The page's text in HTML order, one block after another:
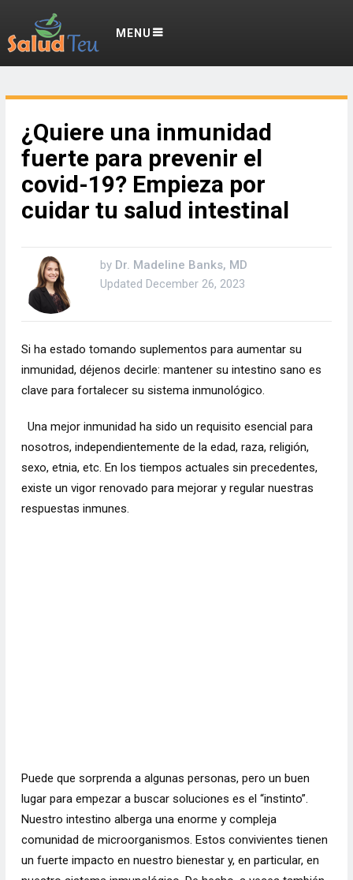
MENU
¿Quiere una inmunidad
fuerte para prevenir el
covid-19? Empieza por
cuidar tu salud intestinal
by Dr. Madeline Banks, MD
Updated December 26, 2023
Si ha estado tomando suplementos para aumentar su
inmunidad, déjenos decirle: mantener su intestino sano es
clave para fortalecer su sistema inmunológico.
Una mejor inmunidad ha sido un requisito esencial para
nosotros, independientemente de la edad, raza, religión,
sexo, etnia, etc. En los tiempos actuales sin precedentes,
existe un vigor renovado para mejorar y regular nuestras
respuestas inmunes.
Puede que sorprenda a algunas personas, pero un buen
lugar para empezar a buscar soluciones es el “instinto”.
Nuestro intestino alberga una enorme y compleja
comunidad de microorganismos. Estos convivientes tienen
un fuerte impacto en nuestro bienestar y, en particular, en